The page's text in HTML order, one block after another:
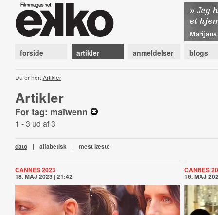
forside artikler anmeldelser blogs
Du er her:Artikler
Artikler
For tag: maïwenn
1 - 3 ud af 3
dato | alfabetisk | mest læste
CANNES 2023
18. MAJ 2023 | 21:42
CANNES
16. MAJ